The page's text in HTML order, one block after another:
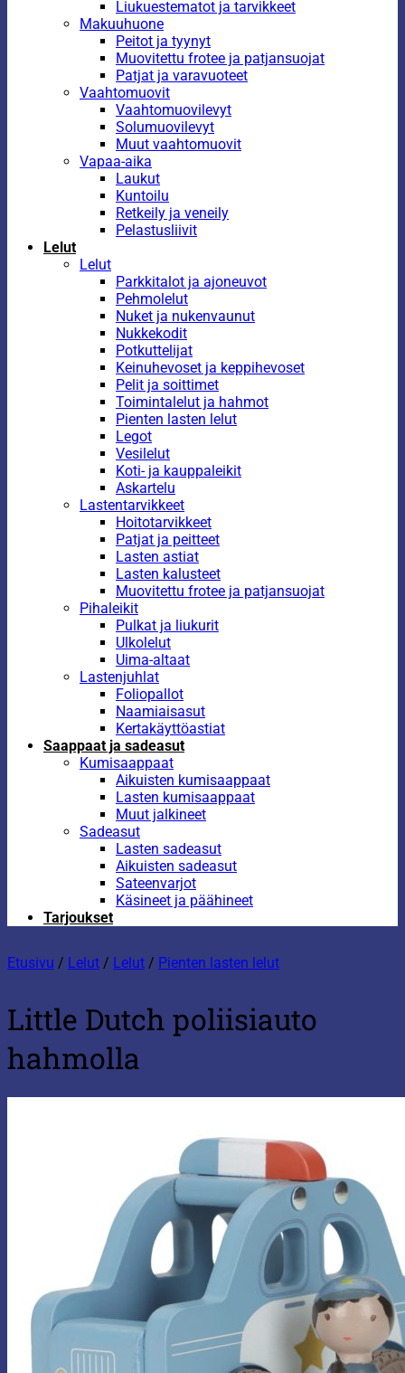
Liukuestematot ja tarvikkeet
Makuuhuone
Peitot ja tyynyt
Muovitettu frotee ja patjansuojat
Patjat ja varavuoteet
Vaahtomuovit
Vaahtomuovilevyt
Solumuovilevyt
Muut vaahtomuovit
Vapaa-aika
Laukut
Kuntoilu
Retkeily ja veneily
Pelastusliivit
Lelut
Lelut
Parkkitalot ja ajoneuvot
Pehmolelut
Nuket ja nukenvaunut
Nukkekodit
Potkuttelijat
Keinuhevoset ja keppihevoset
Pelit ja soittimet
Toimintalelut ja hahmot
Pienten lasten lelut
Legot
Vesilelut
Koti- ja kauppaleikit
Askartelu
Lastentarvikkeet
Hoitotarvikkeet
Patjat ja peitteet
Lasten astiat
Lasten kalusteet
Muovitettu frotee ja patjansuojat
Pihaleikit
Pulkat ja liukurit
Ulkolelut
Uima-altaat
Lastenjuhlat
Foliopallot
Naamiaisasut
Kertakäyttöastiat
Saappaat ja sadeasut
Kumisaappaat
Aikuisten kumisaappaat
Lasten kumisaappaat
Muut jalkineet
Sadeasut
Lasten sadeasut
Aikuisten sadeasut
Sateenvarjot
Käsineet ja päähineet
Tarjoukset
Etusivu / Lelut / Lelut / Pienten lasten lelut
Little Dutch poliisiauto
hahmolla